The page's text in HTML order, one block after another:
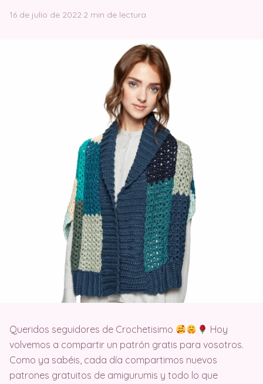
16 de julio de 2022·2 min de lectura
Queridos seguidores de Crochetisimo
Hoy
volvemos a compartir un patrón gratis para vosotros.
Como ya sabéis, cada día compartimos nuevos
patrones gratuitos de amigurumis y todo lo que